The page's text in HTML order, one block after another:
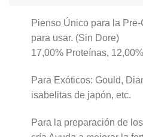
Pienso Único para la
para usar. (Sin Dore)
17,00% Proteínas,
Para Exóticos: Gould,
isabelitas de japón, etc.
Para la preparación de